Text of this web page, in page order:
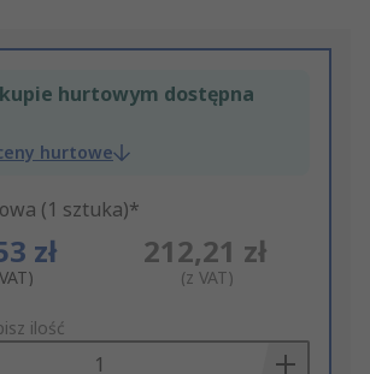
hurtowym dostępna
hurtowe
(1 sztuka)*
zł 212,21 zł
(z VAT)
ilość